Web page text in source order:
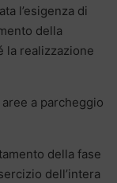
l’esigenza di
della
la realizzazione
a parcheggio
della fase
dell’intera